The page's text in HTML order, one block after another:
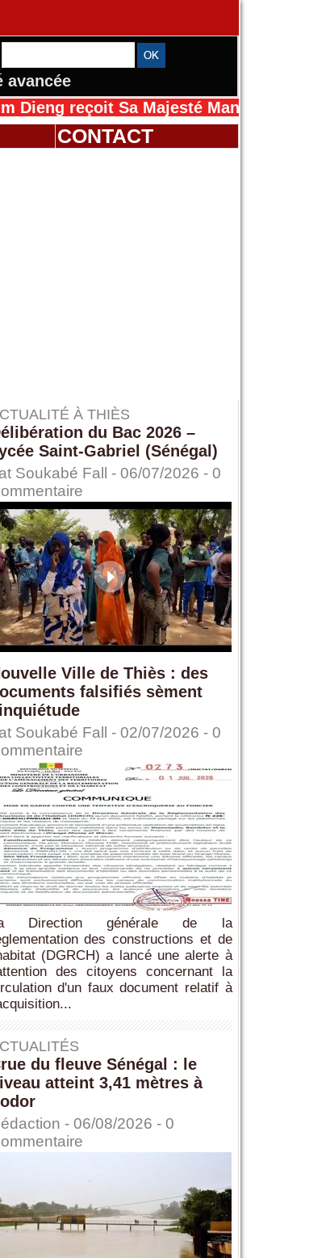
avancée
reçoit Sa Majesté Mansah Cissé au
CONTACT
À THIÈS
du Bac 2026 –
Saint-Gabriel (Sénégal)
Soukabé Fall - 06/07/2026 - 0
Ville de Thiès : des
falsifiés sèment
Soukabé Fall - 02/07/2026 - 0
Direction générale de la
des constructions et de
(DGRCH) a lancé une alerte à
des citoyens concernant la
d'un faux document relatif à
du fleuve Sénégal : le
atteint 3,41 mètres à
- 06/08/2026 - 0